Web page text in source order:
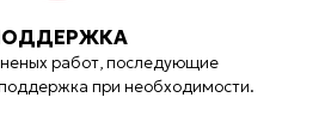
работ, последующие
при необходимости.